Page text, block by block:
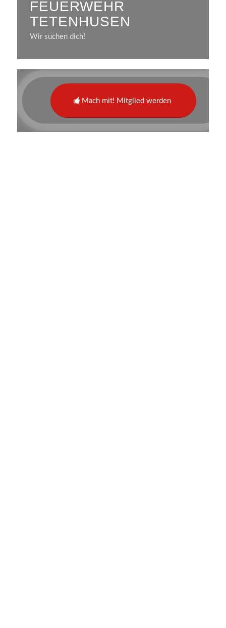
FEUERWEHR
TETENHUSEN
Wir suchen dich!
Mach mit! Mitglied werden